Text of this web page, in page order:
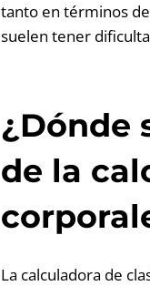
tanto en términos
suelen tener
¿Dónde
de la
La calculadora de